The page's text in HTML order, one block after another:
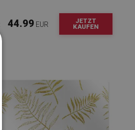
44.99 EUR
JETZT
KAUFEN